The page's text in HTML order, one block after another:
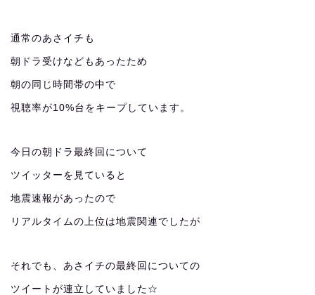
通常のあさイチも
朝ドラ受けなどもあったため
朝の同じ時間帯の中で
視聴率が10%台をキープしています。
今日の朝ドラ最終回について
ツイッターを見ていると
地震速報があったので
リアルタイムの上位は地震関連でしたが
それでも、あさイチの最終回についての
ツイートが連立していました☆